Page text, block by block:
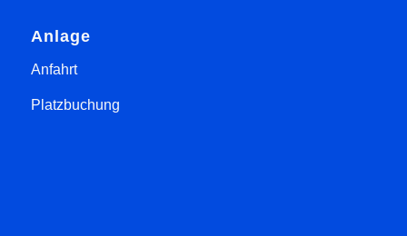
Anlage
Anfahrt
Platzbuchung